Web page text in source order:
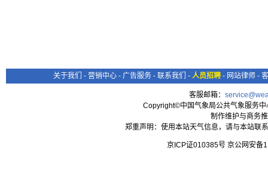
关于我们 - 营销中心 - 广告服务 - 联系我们 - 人员招聘 - 网站律师 -
客服邮箱：
Copyright©中国气象局公共气象服务
制作维护与商务
郑重声明：使用本站天气信息，请与本站联
京ICP证010385号 京公网安备